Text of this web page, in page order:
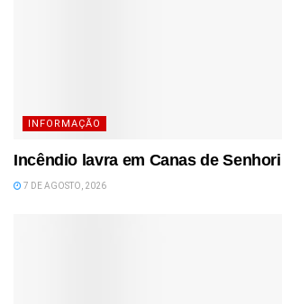
INFORMAÇÃO
Incêndio lavra em Canas de
7 DE AGOSTO, 2026